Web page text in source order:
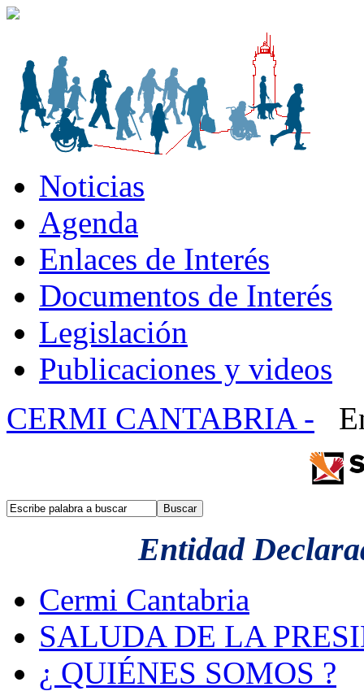
Noticias
Agenda
Enlaces de Interés
Documentos de Interés
Legislación
Publicaciones y videos
CERMI CANTABRIA -
Entidad
Cermi Cantabria
SALUDA DE LA
¿ QUIÉNES SOMOS ?